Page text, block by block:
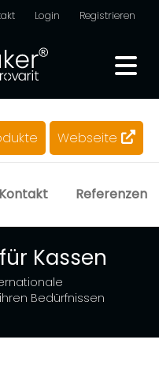
Login Registrieren
Kontakt Referenzen
Webseite
Kassen
Bedürfnissen